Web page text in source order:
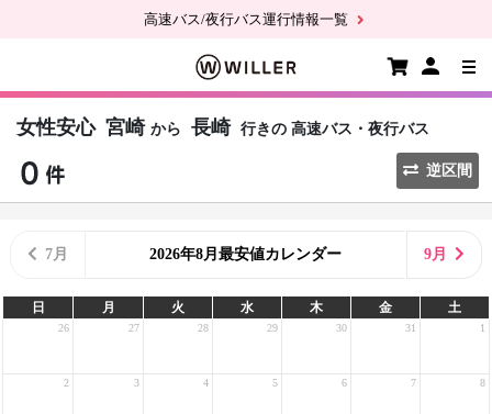
高速バス/夜行バス運行情報一覧
女性安心 宮崎 から 長崎 行きの 高速バス・夜行バス
逆区間
7月 2026年8月最安値カレンダー 9月
日 月 火 水 木 金 土
26 27 28 29 30 31 1
2 3 4 5 6 7 8